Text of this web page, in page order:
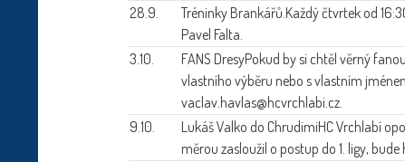
28.9.
Tréninky Brankářů. Každý čtvrtek od
Pavel Falta.
3.10.
FANS DresyPokud by si chtěl věrný
vlastního výběru nebo s vlastním
vaclav.havlas@hcvrchlabi.cz.
9.10.
Lukáš Valko do ChrudimiHC Vrchlabí
měrou zasloužil o postup do 1. ligy,